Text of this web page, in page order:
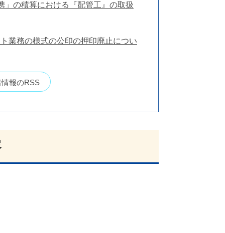
」の積算における『配管工』の取扱
業務の様式の公印の押印廃止につい
報のRSS